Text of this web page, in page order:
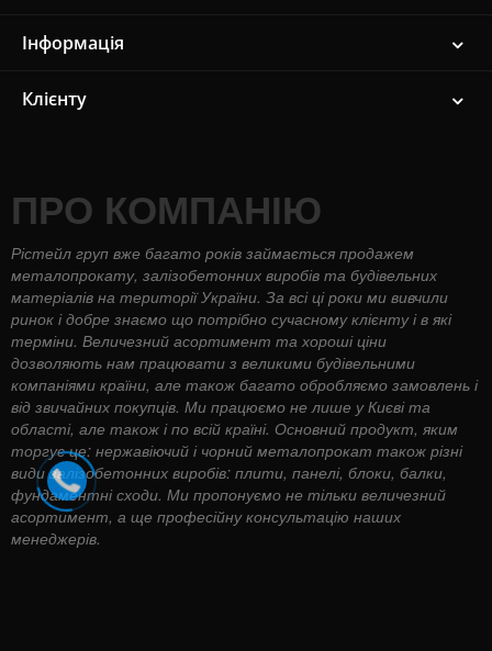
Інформація
Клієнту
ПРО КОМПАНІЮ
Рістейл груп вже багато років займається продажем
металопрокату, залізобетонних виробів та будівельних
матеріалів на території України. За всі ці роки ми вивчили
ринок і добре знаємо що потрібно сучасному клієнту і в які
терміни. Величезний асортимент та хороші ціни
дозволяють нам працювати з великими будівельними
компаніями країни, але також багато обробляємо замовлень і
від звичайних покупців. Ми працюємо не лише у Києві та
області, але також і по всій країні. Основний продукт, яким
торгує це: нержавіючий і чорний металопрокат також різні
види залізобетонних виробів: плити, панелі, блоки, балки,
фундаментні сходи. Ми пропонуємо не тільки величезний
асортимент, а ще професійну консультацію наших
менеджерів.